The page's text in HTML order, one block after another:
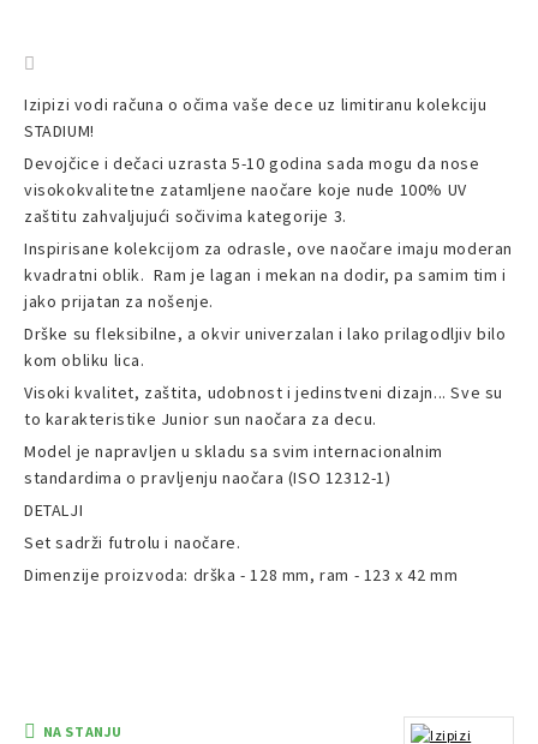
Izipizi vodi računa o očima vaše dece uz limitiranu kolekciju
STADIUM!
Devojčice i dečaci uzrasta 5-10 godina sada mogu da nose
visokokvalitetne zatamljene naočare koje nude 100% UV
zaštitu zahvaljujući sočivima kategorije 3.
Inspirisane kolekcijom za odrasle, ove naočare imaju moderan
kvadratni oblik. Ram je lagan i mekan na dodir, pa samim tim i
jako prijatan za nošenje.
Drške su fleksibilne, a okvir univerzalan i lako prilagodljiv bilo
kom obliku lica.
Visoki kvalitet, zaštita, udobnost i jedinstveni dizajn... Sve su
to karakteristike Junior sun naočara za decu.
Model je napravljen u skladu sa svim internacionalnim
standardima o pravljenju naočara (ISO 12312-1)
DETALJI
Set sadrži futrolu i naočare.
Dimenzije proizvoda: drška - 128 mm, ram - 123 x 42 mm
NA STANJU